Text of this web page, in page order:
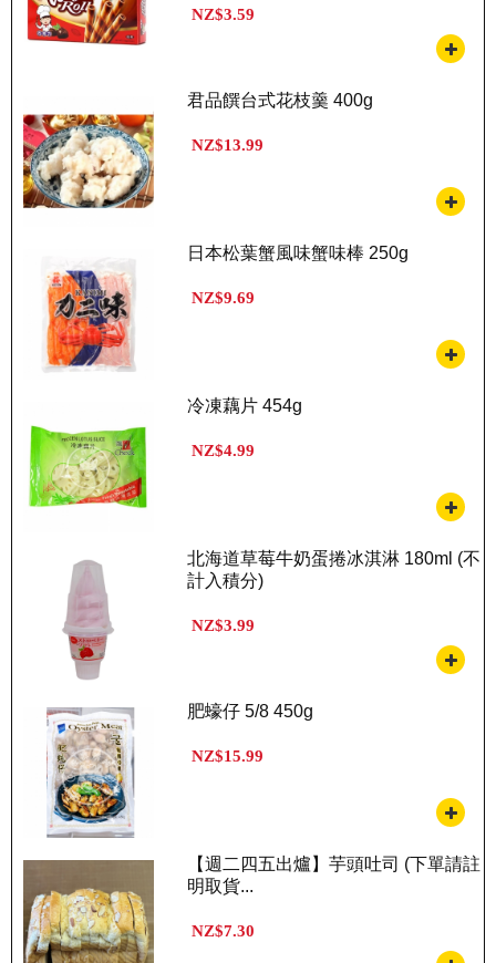
NZ$3.59
君品饌台式花枝羹 400g
NZ$13.99
日本松葉蟹風味蟹味棒 250g
NZ$9.69
冷凍藕片 454g
NZ$4.99
北海道草莓牛奶蛋捲冰淇淋 180ml (不
計入積分)
NZ$3.99
肥蠔仔 5/8 450g
NZ$15.99
【週二四五出爐】芋頭吐司 (下單請註
明取貨...
NZ$7.30